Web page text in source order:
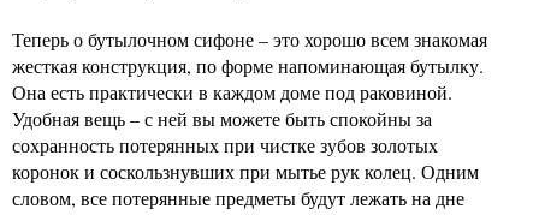
Теперь о бутылочном сифоне – это хорошо всем знакомая
жесткая конструкция, по форме напоминающая бутылку.
Она есть практически в каждом доме под раковиной.
Удобная вещь – с ней вы можете быть спокойны за
сохранность потерянных при чистке зубов золотых
коронок и соскользнувших при мытье рук колец. Одним
словом, все потерянные предметы будут лежать на дне